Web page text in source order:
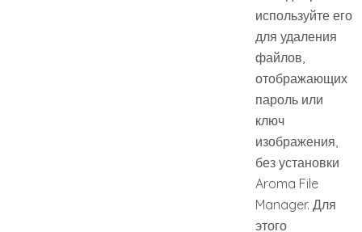
используйте его
для удаления
файлов,
отображающих
пароль или
ключ
изображения,
без установки
Aroma File
Manager. Для
этого